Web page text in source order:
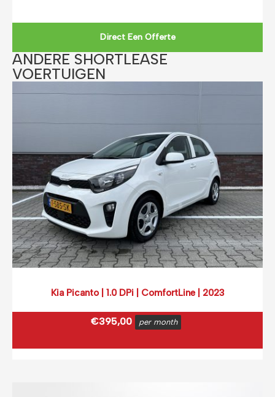
Direct Een Offerte
ANDERE SHORTLEASE
VOERTUIGEN​
Kia Picanto | 1.0 DPi | ComfortLine | 2023
€395,00 per month